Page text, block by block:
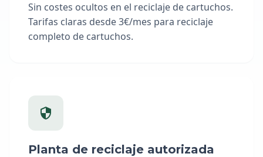
Sin costes ocultos en el reciclaje de cartuchos.
Tarifas claras desde 3€/mes para reciclaje
completo de cartuchos.
Planta de reciclaje autorizada